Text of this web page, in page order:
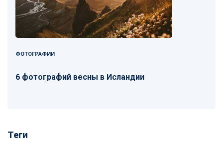
ФОТОГРАФИИ
6 фотографий весны в Исландии
Теги